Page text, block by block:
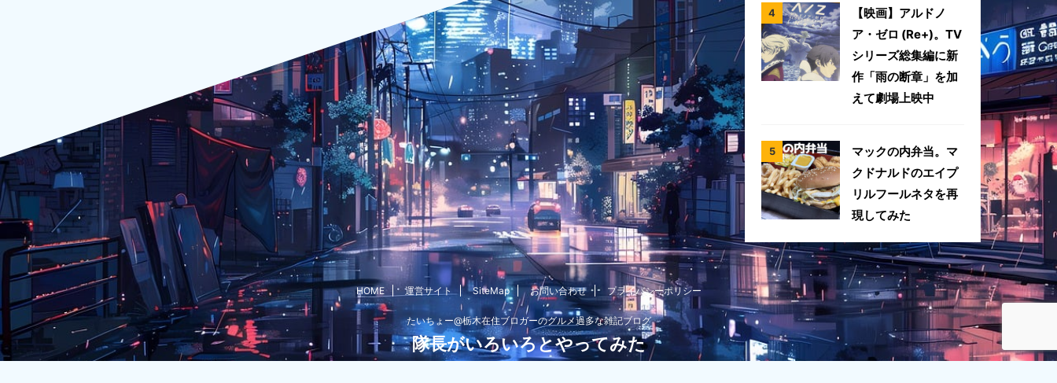
【映画】アルドノ
ア・ゼロ (Re+)。TV
シリーズ総集編に新
作「雨の断章」を加
えて劇場上映中
マックの内弁当。マ
クドナルドのエイプ
リルフールネタを再
現してみた
HOME 運営サイト SiteMap お問い合わせ プライバシーポリシー
たいちょー@栃木在住ブロガーのグルメ過多な雑記ブログ
隊長がいろいろとやってみた